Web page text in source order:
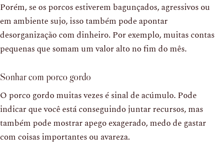
Porém, se os porcos estiverem bagunçados, agressivos ou
em ambiente sujo, isso também pode apontar
desorganização com dinheiro. Por exemplo, muitas contas
pequenas que somam um valor alto no fim do mês.
Sonhar com porco gordo
O porco gordo muitas vezes é sinal de acúmulo. Pode
indicar que você está conseguindo juntar recursos, mas
também pode mostrar apego exagerado, medo de gastar
com coisas importantes ou avareza.